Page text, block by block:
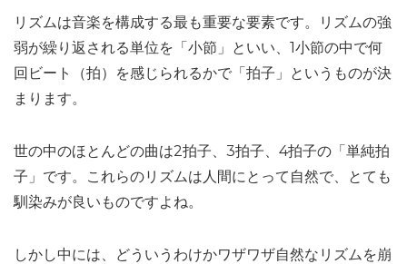
リズムは音楽を構成する最も重要な要素です。リズムの強
弱が繰り返される単位を「小節」といい、1小節の中で何
回ビート（拍）を感じられるかで「拍子」というものが決
まります。
世の中のほとんどの曲は2拍子、3拍子、4拍子の「単純拍
子」です。これらのリズムは人間にとって自然で、とても
馴染みが良いものですよね。
しかし中には、どういうわけかワザワザ自然なリズムを崩